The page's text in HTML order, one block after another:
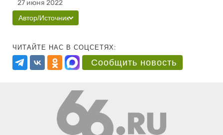
27 июня 2022
Автор/Источник
ЧИТАЙТЕ НАС В СОЦСЕТЯХ:
Сообщить новость